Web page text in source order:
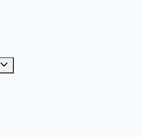
Untermenü